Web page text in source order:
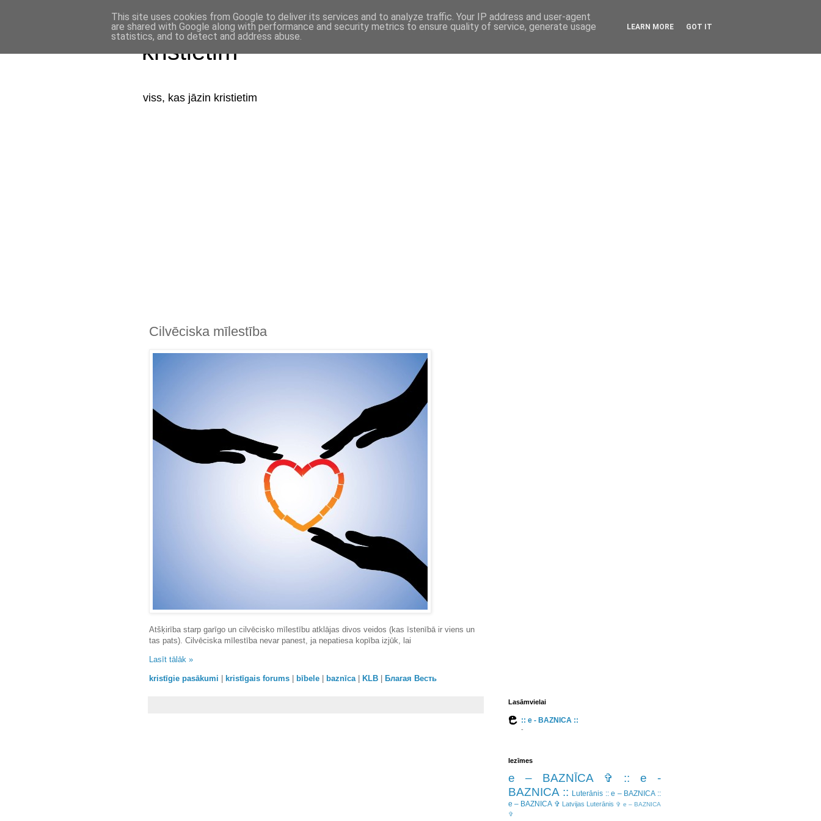
kristietim
viss, kas jāzin kristietim
Cilvēciska mīlestība
Atšķirība starp garīgo un cilvēcisko mīlestību atklājas divos veidos (kas īstenībā ir viens un
tas pats). Cilvēciska mīlestība nevar panest, ja nepatiesa kopība izjūk, lai
Lasīt tālāk »
kristīgie pasākumi kristīgais forums bībele baznīca| KLB Благая Весть
Lasāmvielai
:: e - BAZNICA ::
-
Iezīmes
e – BAZNĪCA ✞
:: e -
BAZNICA :: Luterānis :: e – BAZNICA ::
e – BAZNICA ✞ Latvijas Luterānis ✞ e – BAZNICA
✞
This site uses cookies from Google to deliver its services and to analyze traffic. Your IP address and user-agent
are shared with Google along with performance and security metrics to ensure quality of service, generate usage
statistics, and to detect and address abuse.
LEARN MORE GOT IT